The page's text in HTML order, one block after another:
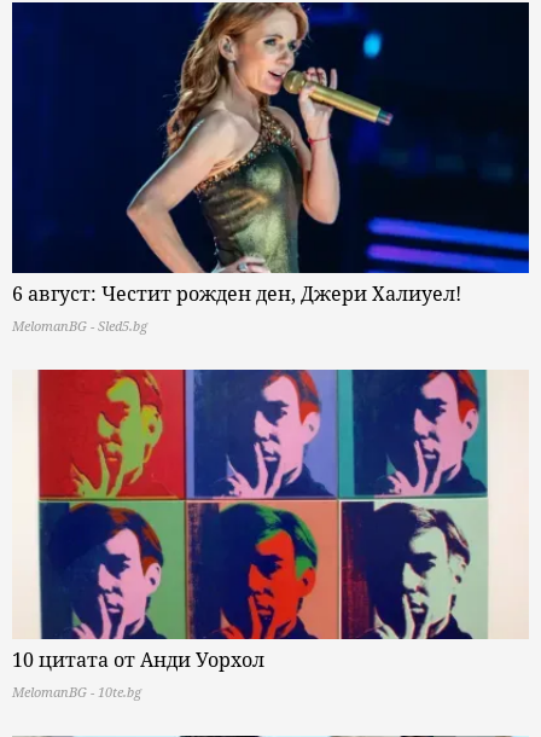
6 август: Честит рожден ден, Джери Халиуел!
MelomanBG - Sled5.bg
10 цитата от Анди Уорхол
MelomanBG - 10te.bg